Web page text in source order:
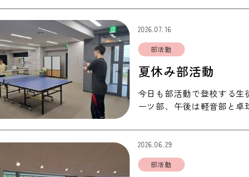
2026.07.16
部活動
夏休み部活動
今日も部活動で登校する
ーツ部、午後は軽音部と
2026.06.29
部活動